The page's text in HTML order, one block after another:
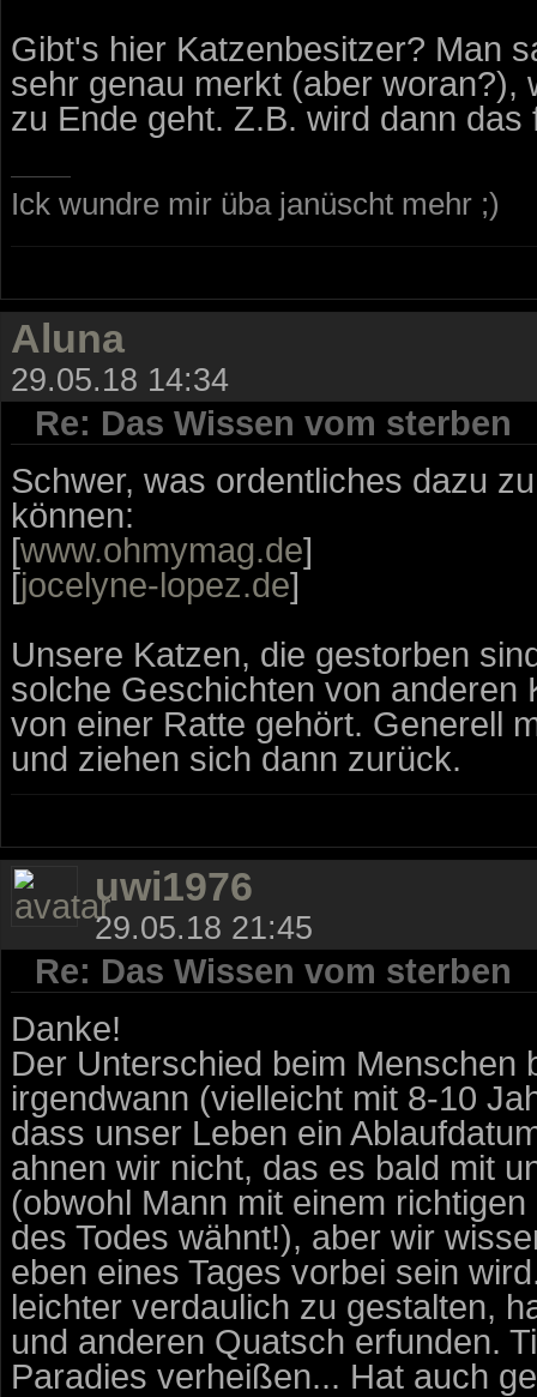
Gibt's hier Katzenbesitzer? Man
sehr genau merkt (aber woran?),
zu Ende geht. Z.B. wird dann
Ick wundre mir üba janüscht mehr ;)
Aluna
29.05.18 14:34
Re: Das Wissen vom sterben
Schwer, was ordentliches dazu
können:
[www.ohmymag.de]
[jocelyne-lopez.de]
Unsere Katzen, die gestorben
solche Geschichten von
von einer Ratte gehört. Generell
und ziehen sich dann zurück.
uwi1976
29.05.18 21:45
Re: Das Wissen vom sterben
Danke!
Der Unterschied beim
irgendwann (vielleicht mit 8-10
dass unser Leben ein
ahnen wir nicht, das es bald mit
(obwohl Mann mit einem
des Todes wähnt!), aber wir
eben eines Tages vorbei sein
leichter verdaulich zu gestalten,
und anderen Quatsch erfunden.
Paradies verheißen... Hat auch